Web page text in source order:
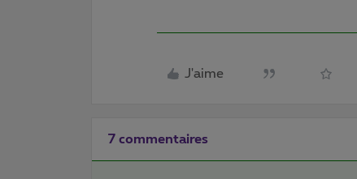
J'aime
7 commentaires